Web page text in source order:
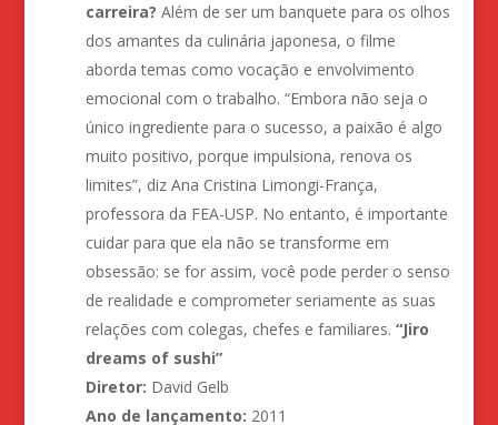
carreira? Além de ser um banquete para os olhos
dos amantes da culinária japonesa, o filme
aborda temas como vocação e envolvimento
emocional com o trabalho. “Embora não seja o
único ingrediente para o sucesso, a paixão é algo
muito positivo, porque impulsiona, renova os
limites”, diz Ana Cristina Limongi-França,
professora da FEA-USP. No entanto, é importante
cuidar para que ela não se transforme em
obsessão: se for assim, você pode perder o senso
de realidade e comprometer seriamente as suas
relações com colegas, chefes e familiares. “Jiro
dreams of sushi”
Diretor: David Gelb
Ano de lançamento: 2011